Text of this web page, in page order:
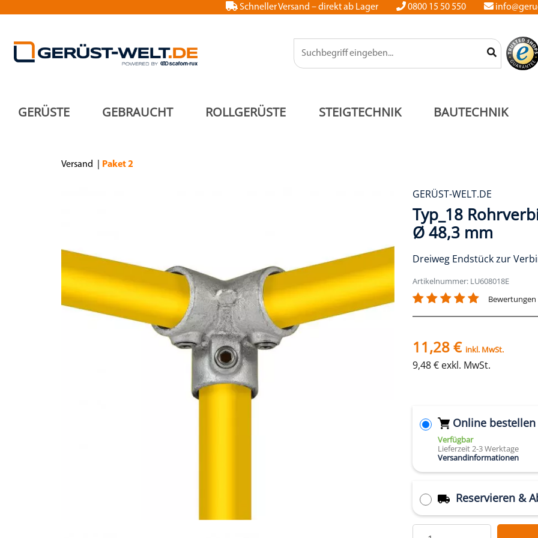
Schneller Versand – direkt ab Lager 0800 15 50 550
GERÜSTE GEBRAUCHT ROLLGERÜSTE STEIGTECHNIK BAUTECHNIK
Versand Paket 2
GERÜST-WELT.DE
Typ_18
Ø 48,3 mm
Dreiweg Endstück zur
Artikelnummer: LU608018E
Bewertungen
11,28 € inkl. MwSt.
9,48 € exkl. MwSt.
Online bestellen
Verfügbar
Lieferzeit 2-3 Werktage
Versandinformationen
Reservieren &